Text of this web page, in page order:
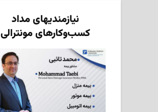
نیازمندیهای مداد
کسب‌وکارهای مونترالی